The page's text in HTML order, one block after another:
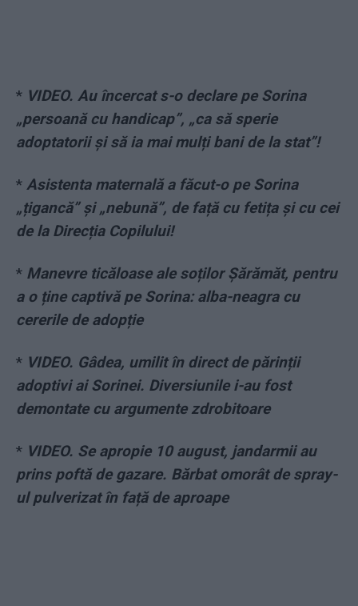
* VIDEO. Au încercat s-o declare pe Sorina
„persoană cu handicap”, „ca să sperie
adoptatorii și să ia mai mulți bani de la stat”!
* Asistenta maternală a făcut-o pe Sorina
„țigancă” și „nebună”, de față cu fetița și cu cei
de la Direcția Copilului!
* Manevre ticăloase ale soților Șărămăt, pentru
a o ține captivă pe Sorina: alba-neagra cu
cererile de adopție
* VIDEO. Gâdea, umilit în direct de părinții
adoptivi ai Sorinei. Diversiunile i-au fost
demontate cu argumente zdrobitoare
* VIDEO. Se apropie 10 august, jandarmii au
prins poftă de gazare. Bărbat omorât de spray-
ul pulverizat în față de aproape